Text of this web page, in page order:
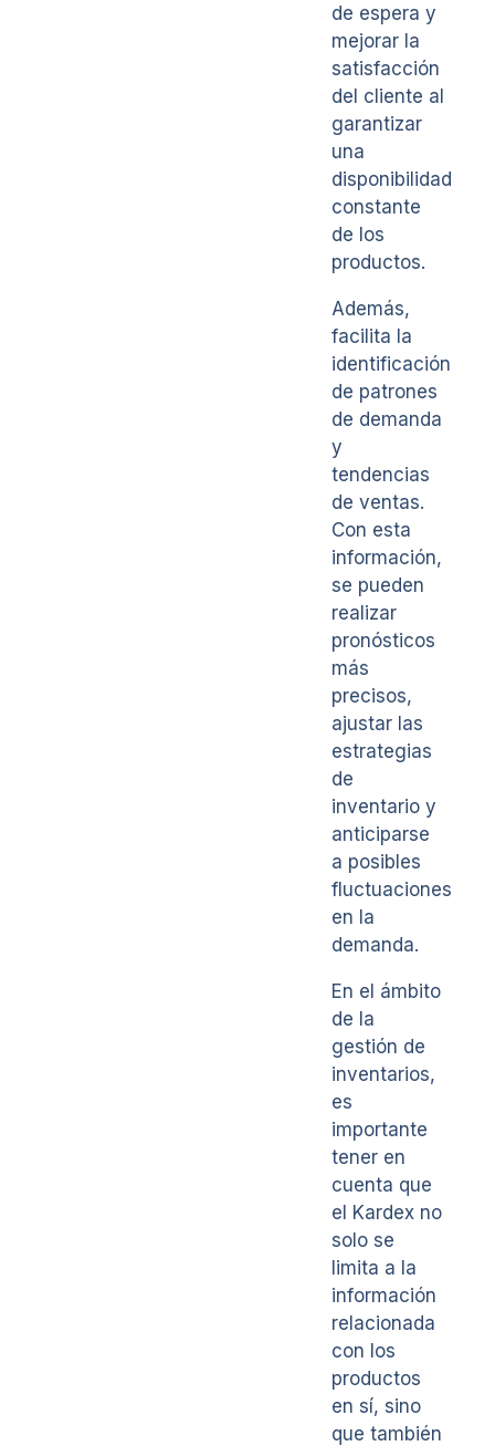
de espera y
mejorar la
satisfacción
del cliente al
garantizar
una
disponibilidad
constante
de los
productos.
Además,
facilita la
identificación
de patrones
de demanda
y
tendencias
de ventas.
Con esta
información,
se pueden
realizar
pronósticos
más
precisos,
ajustar las
estrategias
de
inventario y
anticiparse
a posibles
fluctuaciones
en la
demanda.
En el ámbito
de la
gestión de
inventarios,
es
importante
tener en
cuenta que
el Kardex no
solo se
limita a la
información
relacionada
con los
productos
en sí, sino
que también